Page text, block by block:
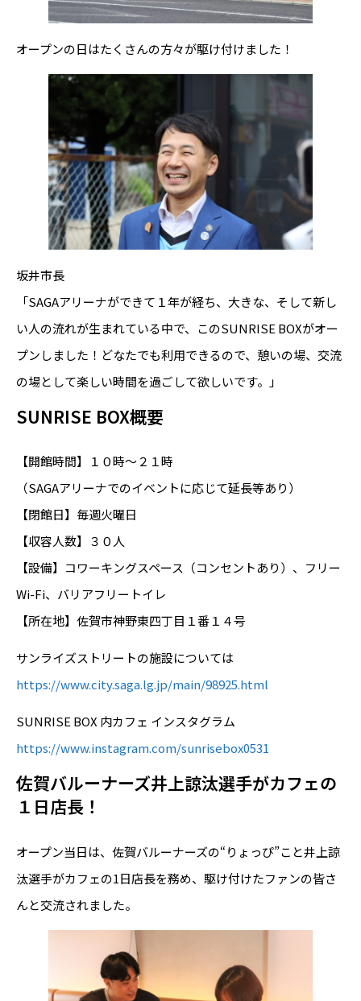
オープンの日はたくさんの方々が駆け付けました！
坂井市長
「SAGAアリーナができて１年が経ち、大きな、そして新し
い人の流れが生まれている中で、このSUNRISE BOXがオー
プンしました！どなたでも利用できるので、憩いの場、交流
の場として楽しい時間を過ごして欲しいです。」
SUNRISE BOX概要
【開館時間】１０時～２１時
（SAGAアリーナでのイベントに応じて延長等あり）
【閉館日】毎週火曜日
【収容人数】３０人
【設備】コワーキングスペース（コンセントあり）、フリー
Wi-Fi、バリアフリートイレ
【所在地】佐賀市神野東四丁目１番１４号
サンライズストリートの施設については
https://www.city.saga.lg.jp/main/98925.html
SUNRISE BOX 内カフェ インスタグラム
https://www.instagram.com/sunrisebox0531
佐賀バルーナーズ井上諒汰選手がカフェの
１日店長！
オープン当日は、佐賀バルーナーズの“りょっぴ”こと井上諒
汰選手がカフェの1日店長を務め、駆け付けたファンの皆さ
んと交流されました。